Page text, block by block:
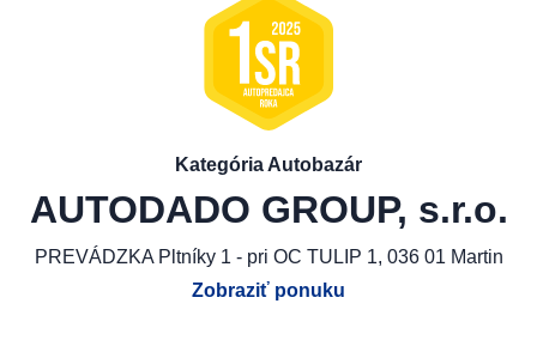
Kategória Autobazár
AUTODADO GROUP, s.r.o.
PREVÁDZKA Pltníky 1 - pri OC TULIP 1, 036 01 Martin
Zobraziť ponuku